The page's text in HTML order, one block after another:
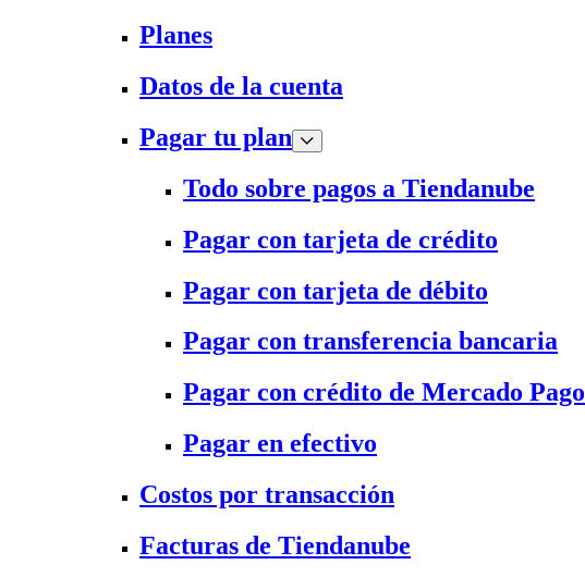
Planes
Datos de la cuenta
Pagar tu plan
Todo sobre pagos a Tiendanube
Pagar con tarjeta de crédito
Pagar con tarjeta de débito
Pagar con transferencia bancaria
Pagar con crédito de Mercado Pago
Pagar en efectivo
Costos por transacción
Facturas de Tiendanube